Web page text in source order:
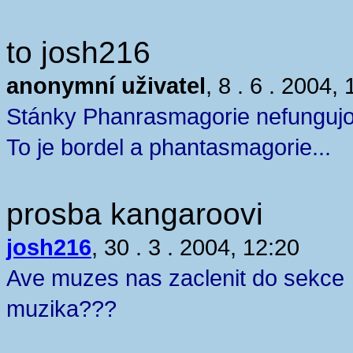
to josh216
anonymní uživatel, 8 . 6 . 2004,
Stánky Phanrasmagorie
To je bordel a phantasmagorie...
prosba kangaroovi
josh216, 30 . 3 . 2004, 12:20
Ave muzes nas zaclenit do sekce
muzika???